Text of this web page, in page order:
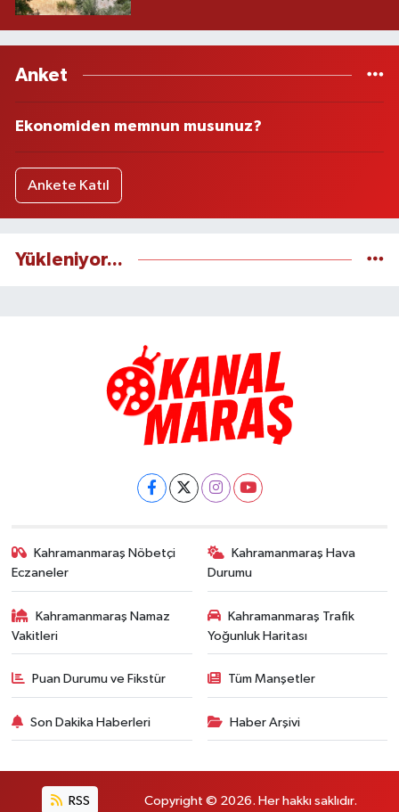
Anket
Ekonomiden memnun musunuz?
Ankete Katıl
Yükleniyor...
Kahramanmaraş Nöbetçi
Eczaneler
Kahramanmaraş Hava
Durumu
Kahramanmaraş Namaz
Vakitleri
Kahramanmaraş Trafik
Yoğunluk Haritası
Puan Durumu ve Fikstür Tüm Manşetler
Son Dakika Haberleri Haber Arşivi
RSS Copyright © 2026. Her hakkı saklıdır.